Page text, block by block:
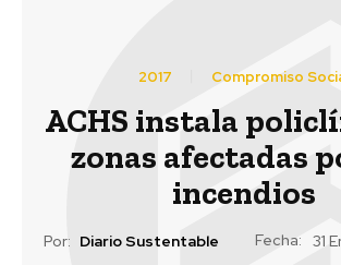
2017 Compromiso
ACHS instala
zonas afectadas
incendios
Por: Diario Sustentable Fecha: 31